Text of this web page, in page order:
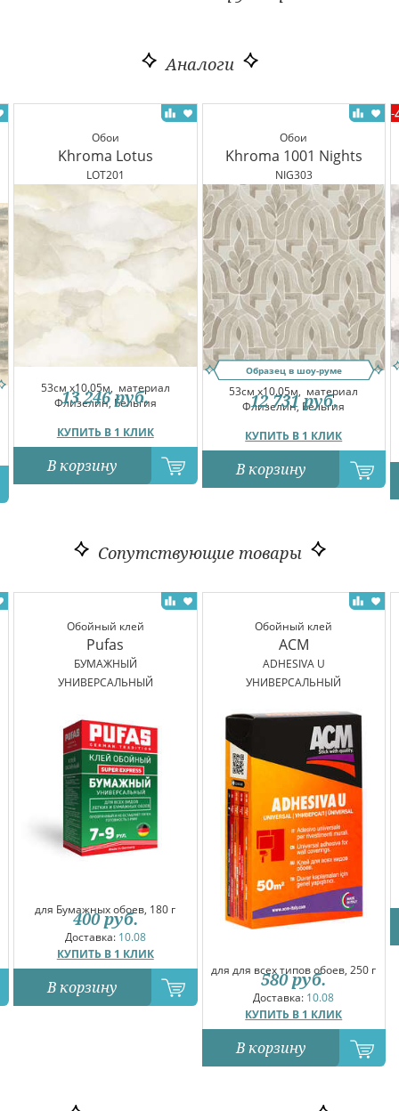
Аналоги
Обои
Khroma Lotus
LOT201
53см x10.05м, материал
Флизелин, Бельгия
КУПИТЬ В 1 КЛИК
13 246 руб.
В корзину
Обои
Khroma 1001 Nights
NIG303
Образец в шоу-руме
53см x10.05м, материал
Флизелин, Бельгия
КУПИТЬ В 1 КЛИК
12 731 руб.
В корзину
-
Сопутствующие товары
Обойный клей
Pufas
БУМАЖНЫЙ
УНИВЕРСАЛЬНЫЙ
для Бумажных обоев, 180 г
Доставка: 10.08
КУПИТЬ В 1 КЛИК
400 руб.
В корзину
Обойный клей
ACM
ADHESIVA U
УНИВЕРСАЛЬНЫЙ
для для всех типов обоев, 250 г
Доставка: 10.08
КУПИТЬ В 1 КЛИК
580 руб.
В корзину